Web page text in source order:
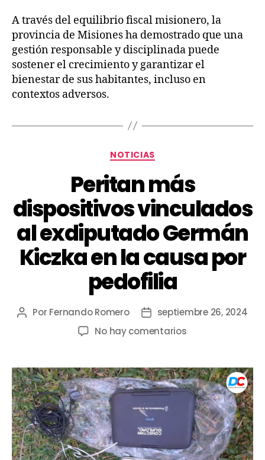
A través del equilibrio fiscal misionero, la
provincia de Misiones ha demostrado que una
gestión responsable y disciplinada puede
sostener el crecimiento y garantizar el
bienestar de sus habitantes, incluso en
contextos adversos.
NOTICIAS
Peritan más
dispositivos vinculados
al exdiputado Germán
Kiczka en la causa por
pedofilia
Por Fernando Romero
septiembre 26, 2024
No hay comentarios